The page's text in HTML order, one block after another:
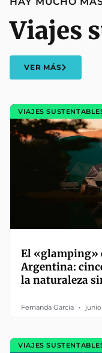
Viajes
VER MÁS
VIAJES
El «glamping»
Argentina:
la naturaleza
Fernanda García junio
VIAJES